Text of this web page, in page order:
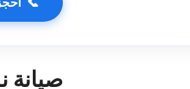
📞
صيانة